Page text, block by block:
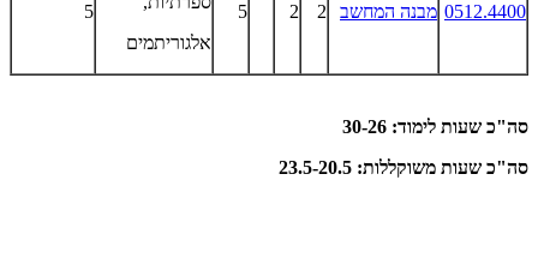
0512.4400 מבנה המחשב 2
2
5
אלגוריתמים
5
סה"כ שעות לימוד: 30-26
סה"כ שעות משוקללות: 23.5-20.5